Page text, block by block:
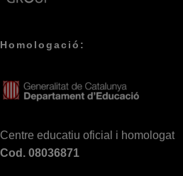
Homologació:
Centre educatiu oficial i homologat
Cod. 08036871